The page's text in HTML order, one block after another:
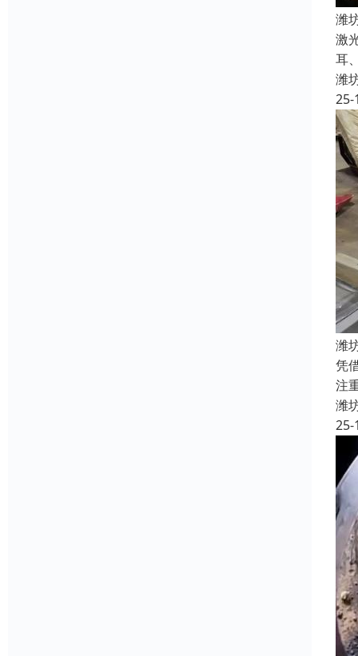
潍
激
耳
潍
25-
潍
凭
注
潍
25-